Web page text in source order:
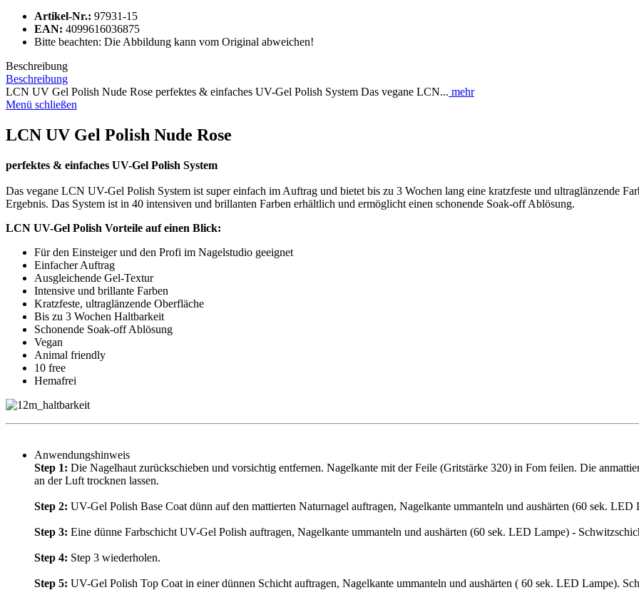
Artikel-Nr.: 97931-15
EAN: 4099616036875
Bitte beachten: Die Abbildung kann vom Original abweichen!
Beschreibung
Beschreibung
LCN UV Gel Polish Nude Rose perfektes & einfaches UV-Gel Polish System Das vegane LCN... mehr
Menü schließen
LCN UV Gel Polish Nude Rose
perfektes & einfaches UV-Gel Polish System
Das vegane LCN UV-Gel Polish System ist super einfach im Auftrag und bietet bis zu 3 Wochen lang eine kratzfeste und ultraglänzende
Ergebnis. Das System ist in 40 intensiven und brillanten Farben erhältlich und ermöglicht einen schonende Soak-off Ablösung.
LCN UV-Gel Polish Vorteile auf einen Blick:
Für den Einsteiger und den Profi im Nagelstudio geeignet
Einfacher Auftrag
Ausgleichende Gel-Textur
Intensive und brillante Farben
Kratzfeste, ultraglänzende Oberfläche
Bis zu 3 Wochen Haltbarkeit
Schonende Soak-off Ablösung
Vegan
Animal friendly
10 free
Hemafrei
Anwendungshinweis
Step 1: Die Nagelhaut zurückschieben und vorsichtig entfernen. Nagelkante mit der Feile (Gritstärke 320) in Fom feilen. Die
an der Luft trocknen lassen.
Step 2: UV-Gel Polish Base Coat dünn auf den mattierten Naturnagel auftragen, Nagelkante ummanteln und aushärten (60 sek.
Step 3: Eine dünne Farbschicht UV-Gel Polish auftragen, Nagelkante ummanteln und aushärten (60 sek. LED Lampe) -
Step 4: Step 3 wiederholen.
Step 5: UV-Gel Polish Top Coat in einer dünnen Schicht auftragen, Nagelkante ummanteln und aushärten ( 60 sek. LED Lampe).